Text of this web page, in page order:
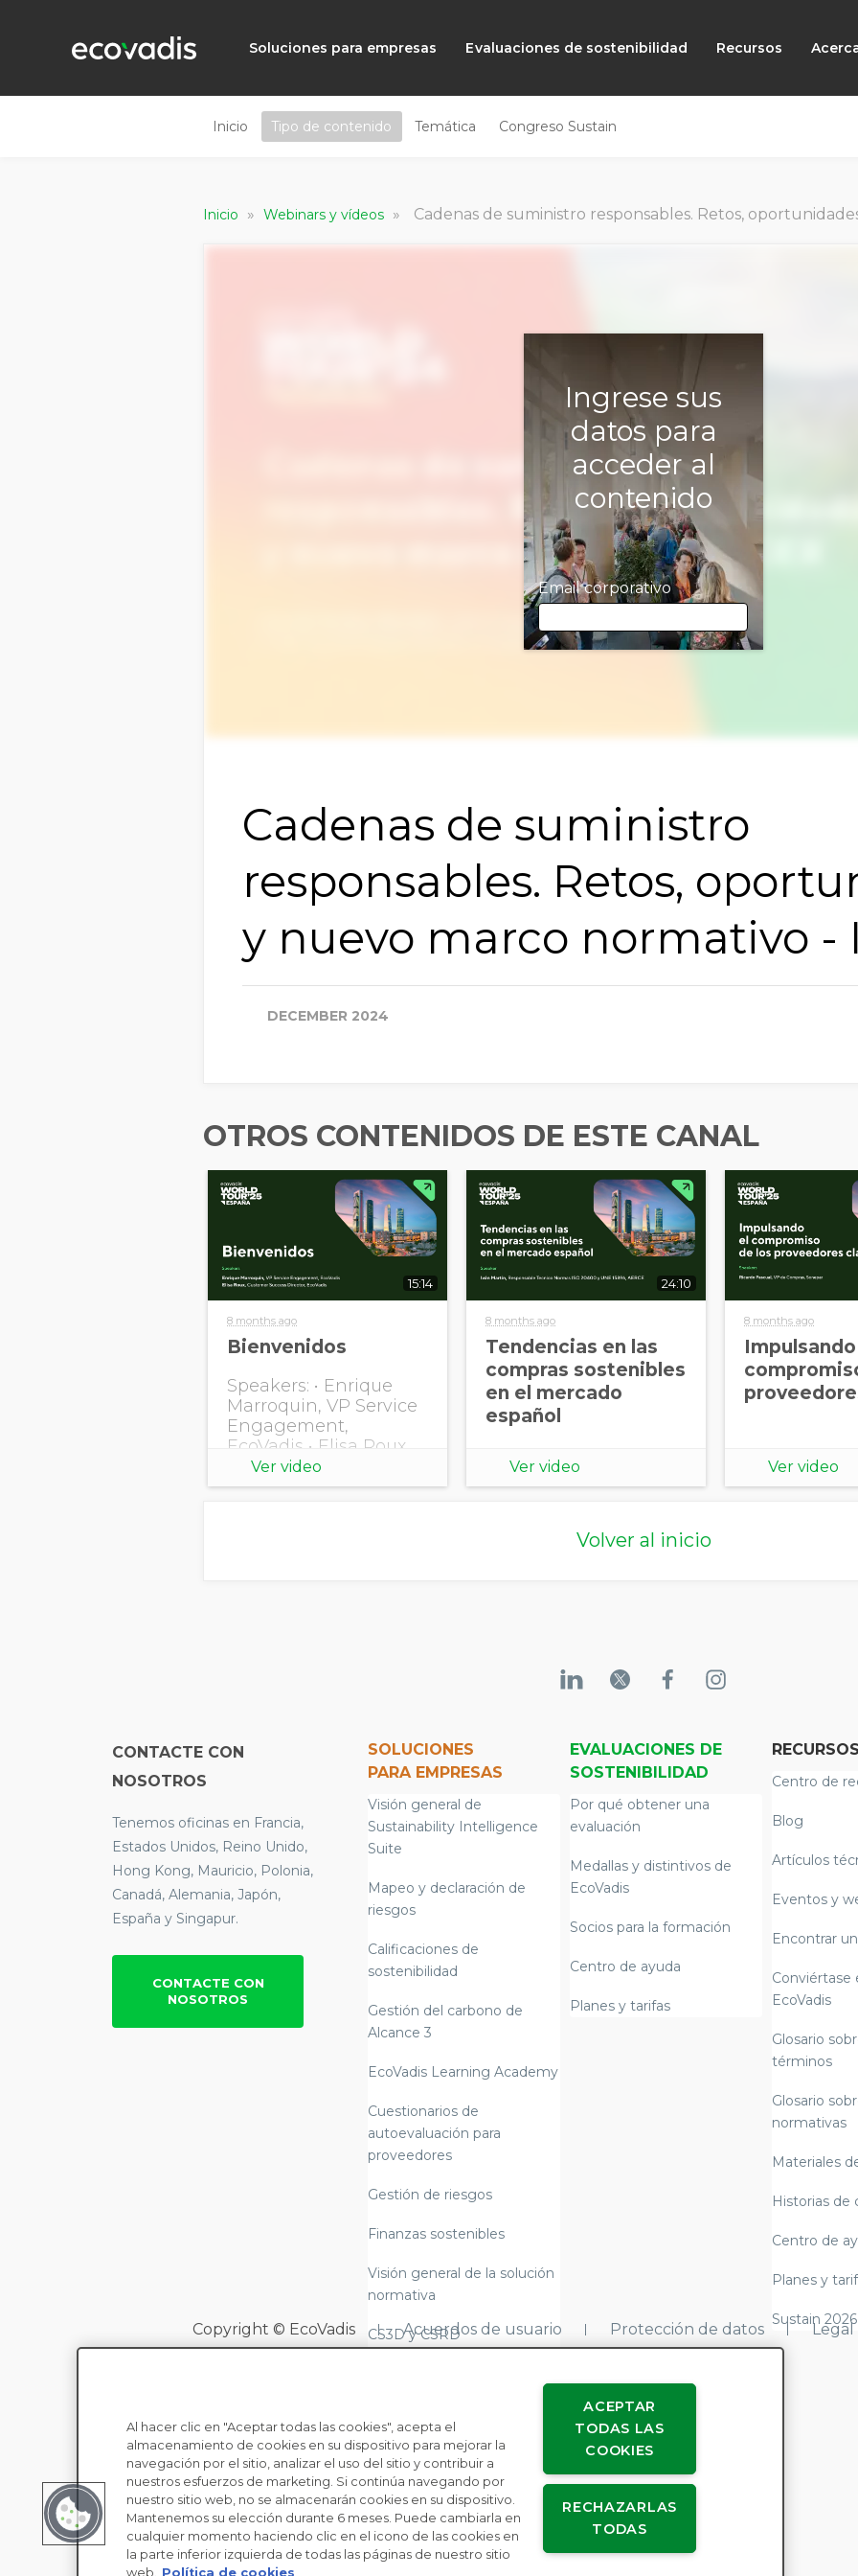
Soluciones para empresas Evaluaciones de sostenibilidad Recursos
Inicio Tipo de contenido Temática Congreso Sustain
Inicio » Webinars y vídeos » Cadenas de suministro responsables. Retos, oportunidades y
Ingrese sus
datos para
acceder al
contenido
Email corporativo
Apellidos
Empresa
Industry
País
ACEPTO RECIBIR MÁS
INFORMACIÓN DE
ECOVADIS
Cadenas de suministro
responsables. Retos,
y nuevo marco normativo -
DECEMBER 2024
OTROS CONTENIDOS DE ESTE CANAL
15:14
8 months ago
Bienvenidos
Speakers: • Enrique
Marroquin, VP Service
Engagement,
EcoVadis • Elisa Roux,
Customer Success
Director, EcoVadis
Ver video
24:10
8 months ago
Tendencias en las
compras sostenibles
en el mercado
español
Ver video
8 months ago
Impulsando
Ver video
Volver al inicio
CONTACTE CON
NOSOTROS
Tenemos oficinas en Francia,
Estados Unidos, Reino Unido,
Hong Kong, Mauricio, Polonia,
Canadá, Alemania, Japón,
España y Singapur.
CONTACTE CON
NOSOTROS
SOLUCIONES
PARA EMPRESAS
Visión general de
Sustainability Intelligence
Suite
Mapeo y declaración de
riesgos
Calificaciones de
sostenibilidad
Gestión del carbono de
Alcance 3
EcoVadis Learning Academy
Cuestionarios de
autoevaluación para
proveedores
Gestión de riesgos
Finanzas sostenibles
Visión general de la solución
normativa
CS3D y CSRD
Alcance 3 de cumplimiento
normativo y elaboración de
informes
Leyes sobre la esclavitud
moderna
EVALUACIONES DE
SOSTENIBILIDAD
Por qué obtener una
evaluación
Medallas y distintivos de
EcoVadis
Socios para la formación
Centro de ayuda
Planes y tarifas
RECURSOS
Centro de
Blog
Artículos
Eventos y
Encontrar
Conviértase
EcoVadis
Glosario
términos
Glosario
normativas
Materiales
Historias de
Centro de
Planes y
Sustain 2026
Copyright © EcoVadis Acuerdos de usuario Protección de datos Legal
Al hacer clic en "Aceptar todas las cookies", acepta el
almacenamiento de cookies en su dispositivo para mejorar la
navegación por el sitio, analizar el uso del sitio y contribuir a
nuestros esfuerzos de marketing. Si continúa navegando por
nuestro sitio web, no se almacenarán cookies en su dispositivo.
Mantenemos su elección durante 6 meses. Puede cambiarla en
cualquier momento haciendo clic en el icono de las cookies en
la parte inferior izquierda de todas las páginas de nuestro sitio
web.
Política de cookies
ACEPTAR
TODAS LAS
COOKIES
RECHAZARLAS
TODAS